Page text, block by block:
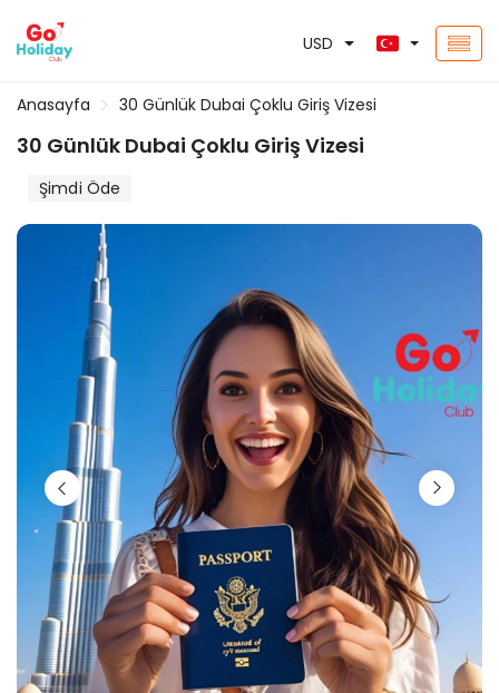
USD
Anasayfa 30 Günlük Dubai Çoklu Giriş Vizesi
30 Günlük Dubai Çoklu Giriş Vizesi
Şimdi Öde